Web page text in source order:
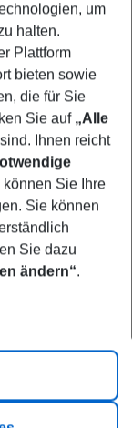
um
halten.
Plattform
bieten sowie
die für Sie
Sie auf „Alle
Ihnen reicht
können Sie Ihre
Sie können
Sie dazu
ändern“.